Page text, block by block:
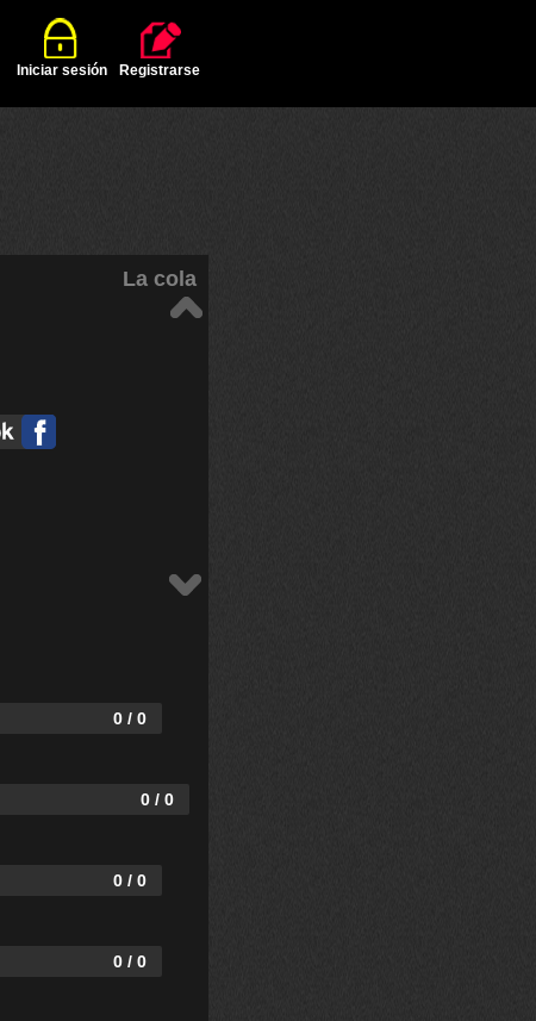
Iniciar sesión Registrarse
La cola
0 / 0
0 / 0
0 / 0
0 / 0